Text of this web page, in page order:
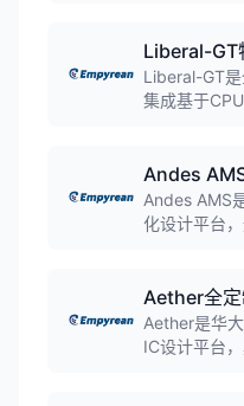
了FastSPICE
容量不足的
Liberal-GT
Liberal-GT
集成基于
率提高10倍
得先机。
Andes
Andes AMS
化设计平台
拟电路设计
Aether全
Aether是华
IC设计平台